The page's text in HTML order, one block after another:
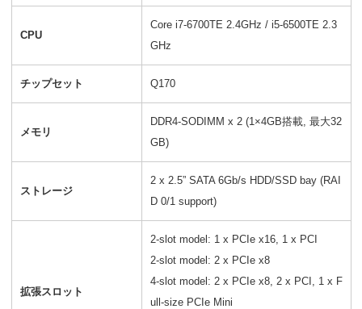
CPU
Core i7-6700TE 2.4GHz / i5-6500TE 2.3
GHz
チップセット Q170
メモリ
DDR4-SODIMM x 2 (1×4GB搭載, 最大32
GB)
ストレージ
2 x 2.5” SATA 6Gb/s HDD/SSD bay (RAI
D 0/1 support)
拡張スロット
2-slot model: 1 x PCIe x16, 1 x PCI
2-slot model: 2 x PCIe x8
4-slot model: 2 x PCIe x8, 2 x PCI, 1 x F
ull-size PCIe Mini